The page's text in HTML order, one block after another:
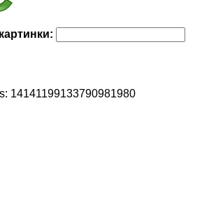
14141199133790981980